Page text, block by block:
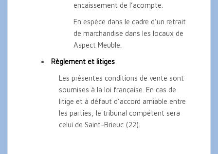
encaissement de l’acompte.
En espèce dans le cadre d’un retrait
de marchandise dans les locaux de
Aspect Meuble.
Règlement et litiges
Les présentes conditions de vente sont
soumises à la loi française. En cas de
litige et à défaut d’accord amiable entre
les parties, le tribunal compétent sera
celui de Saint-Brieuc (22).